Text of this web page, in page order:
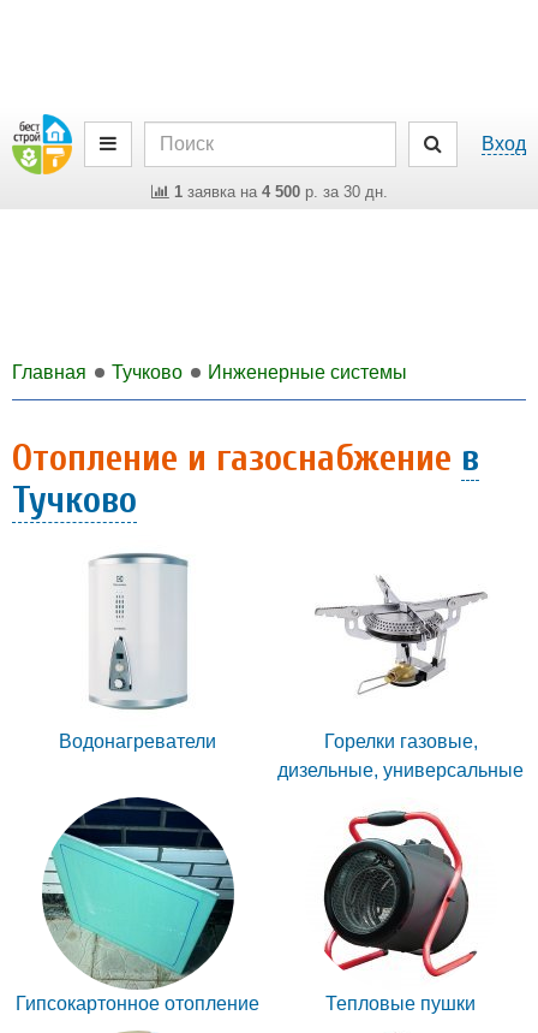
Вход
1заявка на 4 500р. за 30 дн.
Главная Тучково Инженерные системы
Отопление и газоснабжение в
Тучково
Водонагреватели
Горелки газовые,
дизельные, универсальные
Гипсокартонное отопление Тепловые пушки